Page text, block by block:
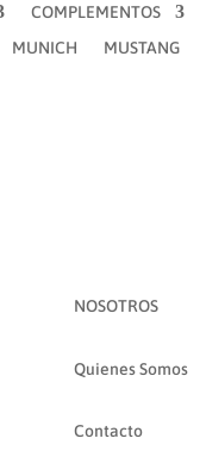
COMPLEMENTOS
MUNICH MUSTANG
NOSOTROS
Quienes Somos
Contacto